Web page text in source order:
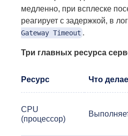
медленно, при всплеске
реагирует с задержкой, в
Gateway Timeout .
Три главных ресурса
Ресурс Что
CPU
(процессор)